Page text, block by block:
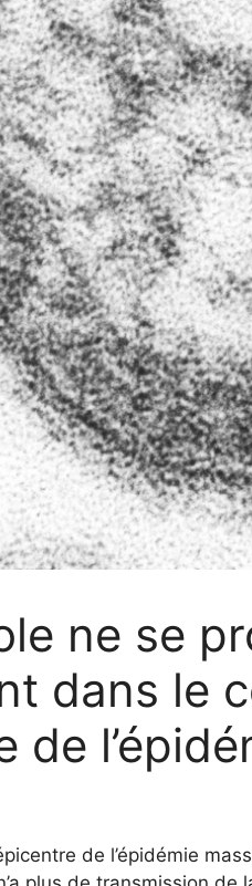
ne se
dans le
de
de l’épidémie